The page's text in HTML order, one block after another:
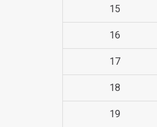
15
16
17
18
19